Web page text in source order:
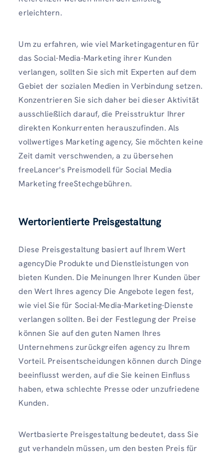
erleichtern.
Um zu erfahren, wie viel Marketingagenturen für
das Social-Media-Marketing ihrer Kunden
verlangen, sollten Sie sich mit Experten auf dem
Gebiet der sozialen Medien in Verbindung setzen.
Konzentrieren Sie sich daher bei dieser Aktivität
ausschließlich darauf, die Preisstruktur Ihrer
direkten Konkurrenten herauszufinden. Als
vollwertiges Marketing agency, Sie möchten keine
Zeit damit verschwenden, a zu übersehen
freeLancer's Preismodell für Social Media
Marketing freeStechgebühren.
Wertorientierte Preisgestaltung
Diese Preisgestaltung basiert auf Ihrem Wert
agencyDie Produkte und Dienstleistungen von
bieten Kunden. Die Meinungen Ihrer Kunden über
den Wert Ihres agency Die Angebote legen fest,
wie viel Sie für Social-Media-Marketing-Dienste
verlangen sollten. Bei der Festlegung der Preise
können Sie auf den guten Namen Ihres
Unternehmens zurückgreifen agency zu Ihrem
Vorteil. Preisentscheidungen können durch Dinge
beeinflusst werden, auf die Sie keinen Einfluss
haben, etwa schlechte Presse oder unzufriedene
Kunden.
Wertbasierte Preisgestaltung bedeutet, dass Sie
gut verhandeln müssen, um den besten Preis für